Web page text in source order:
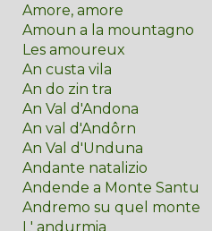
Amore, amore
Amoun a la mountagno
Les amoureux
An custa vila
An do zin tra
An Val d'Andona
An val d'Andôrn
An Val d'Unduna
Andante natalizio
Andende a Monte Santu
Andremo su quel monte
L' andurmia